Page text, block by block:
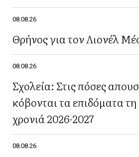
08.08.26
Θρήνος για τον Λιονέλ
08.08.26
Σχολεία: Στις πόσες
κόβονται τα επιδόματα
χρονιά 2026-2027
08.08.26